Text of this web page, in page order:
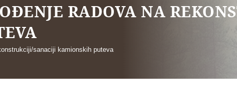
RADOVA NA
sanaciji kamionskih puteva